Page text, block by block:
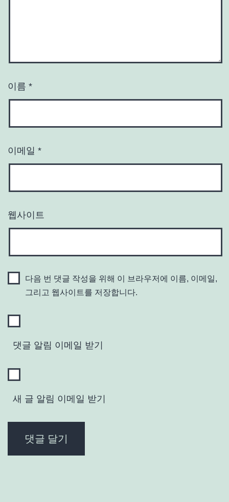
이름 *
이메일 *
웹사이트
다음 번 댓글 작성을 위해 이 브라우저에 이름, 이메일,
그리고 웹사이트를 저장합니다.
댓글 알림 이메일 받기
새 글 알림 이메일 받기